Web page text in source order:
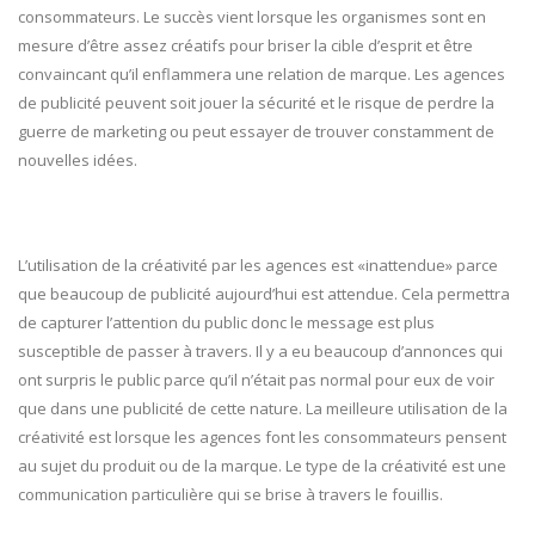
consommateurs. Le succès vient lorsque les organismes sont en
mesure d’être assez créatifs pour briser la cible d’esprit et être
convaincant qu’il enflammera une relation de marque. Les agences
de publicité peuvent soit jouer la sécurité et le risque de perdre la
guerre de marketing ou peut essayer de trouver constamment de
nouvelles idées.
L’utilisation de la créativité par les agences est «inattendue» parce
que beaucoup de publicité aujourd’hui est attendue. Cela permettra
de capturer l’attention du public donc le message est plus
susceptible de passer à travers. Il y a eu beaucoup d’annonces qui
ont surpris le public parce qu’il n’était pas normal pour eux de voir
que dans une publicité de cette nature. La meilleure utilisation de la
créativité est lorsque les agences font les consommateurs pensent
au sujet du produit ou de la marque. Le type de la créativité est une
communication particulière qui se brise à travers le fouillis.